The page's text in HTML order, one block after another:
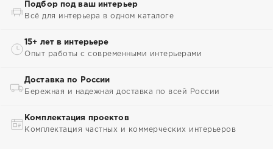
Подбор под ваш интерьер
Всё для интерьера в одном каталоге
15+ лет в интерьере
Опыт работы с современными интерьерами
Доставка по России
Бережная и надежная доставка по всей России
Комплектация проектов
Комплектация частных и коммерческих интерьеров